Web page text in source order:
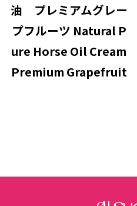
油 プレミアムグレー
プフルーツ Natural P
ure Horse Oil Cream
Premium Grapefruit